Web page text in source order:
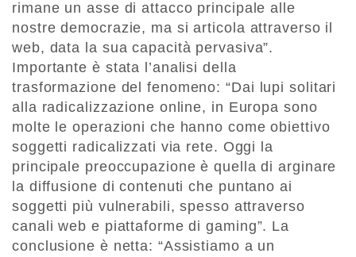
rimane un asse di attacco principale alle
nostre democrazie, ma si articola attraverso il
web, data la sua capacità pervasiva”.
Importante è stata l’analisi della
trasformazione del fenomeno: “Dai lupi solitari
alla radicalizzazione online, in Europa sono
molte le operazioni che hanno come obiettivo
soggetti radicalizzati via rete. Oggi la
principale preoccupazione è quella di arginare
la diffusione di contenuti che puntano ai
soggetti più vulnerabili, spesso attraverso
canali web e piattaforme di gaming”. La
conclusione è netta: “Assistiamo a un